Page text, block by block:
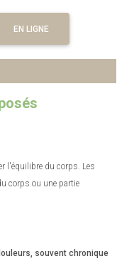
EN LIGNE
l'équilibre du corps. Les
corps ou une partie
souvent chronique